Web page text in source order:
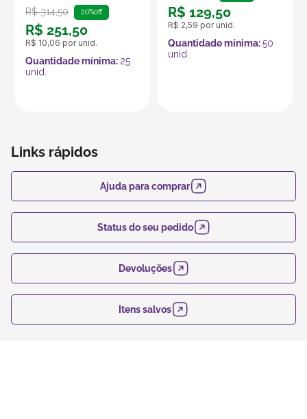
R$ 314,50 20%off
R$ 251,50
R$ 10,06 por unid.
Quantidade mínima: 25
unid.
R$ 129,50
R$ 2,59 por unid.
Quantidade mínima:50
unid.
Links rápidos
Ajuda para comprar
Status do seu pedido
Devoluções
Itens salvos